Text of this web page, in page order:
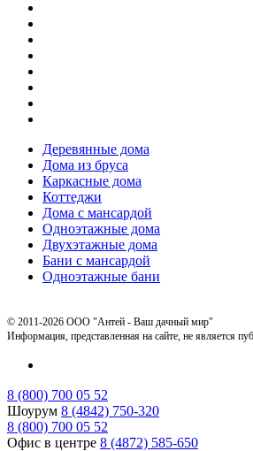
Деревянные дома
Дома из бруса
Каркасные дома
Коттеджи
Дома с мансардой
Одноэтажные дома
Двухэтажные дома
Бани с мансардой
Одноэтажные бани
© 2011-2026 ООО "Антей - Ваш дачный мир"
Информация, представленная на сайте, не является
8 (800) 700 05 52
Шоурум 8 (4842) 750-320
8 (800) 700 05 52
Офис в центре 8 (4872) 585-650